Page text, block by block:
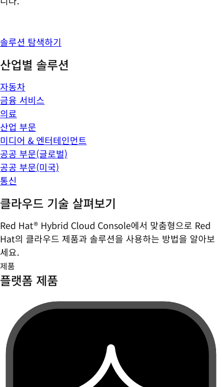
솔루션 탐색하기
산업별 솔루션
자동차
금융 서비스
의료
산업 부문
미디어 & 엔터테인먼트
공공 부문(글로벌)
공공 부문(미국)
통신
클라우드 기술 살펴보기
Red Hat® Hybrid Cloud Console에서 맞춤형으로 Red
Hat의 클라우드 제품과 솔루션을 사용하는 방법을 알아보
세요.
제품
플랫폼 제품